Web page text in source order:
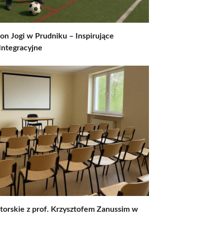
Jogi w Prudniku – Inspirujące
z prof. Krzysztofem Zanussim w